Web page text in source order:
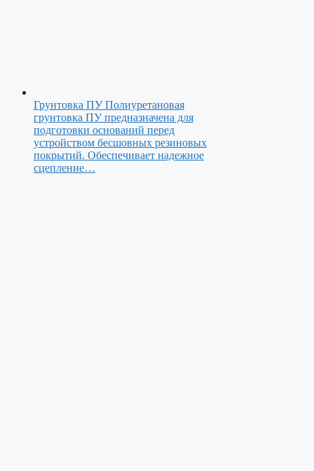
Грунтовка ПУ Полиуретановая
грунтовка ПУ предназначена для
подготовки оснований перед
устройством бесшовных резиновых
покрытий. Обеспечивает надежное
сцепление…